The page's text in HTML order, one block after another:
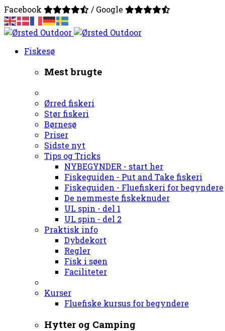
Facebook / Google
Fiskesø
Mest brugte
Ørred fiskeri
Stør fiskeri
Børnesø
Priser
Sidste nyt
Tips og Tricks
NYBEGYNDER - start her
Fiskeguiden - Put and Take fiskeri
Fiskeguiden - Fluefiskeri for begyndere
De nemmeste fiskeknuder
UL spin - del 1
UL spin - del 2
Praktisk info
Dybdekort
Regler
Fisk i søen
Faciliteter
Kurser
Fluefiske kursus for begyndere
Hytter og Camping